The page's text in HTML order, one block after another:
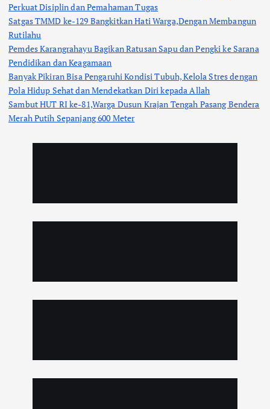
Perkuat Disiplin dan Pemahaman Tugas
Satgas TMMD ke-129 Bangkitkan Hati Warga,Dengan Membangun
Rutilahu
Pemdes Karangrahayu Bagikan Ratusan Sapu dan Pengki ke Sarana
Pendidikan dan Keagamaan
Banyak Pikiran Bisa Pengaruhi Kondisi Tubuh, Kelola Stres dengan
Pola Hidup Sehat dan Mendekatkan Diri kepada Allah
Sambut HUT RI ke-81,Warga Dusun Krajan Tengah Pasang Bendera
Merah Putih Sepanjang 600 Meter